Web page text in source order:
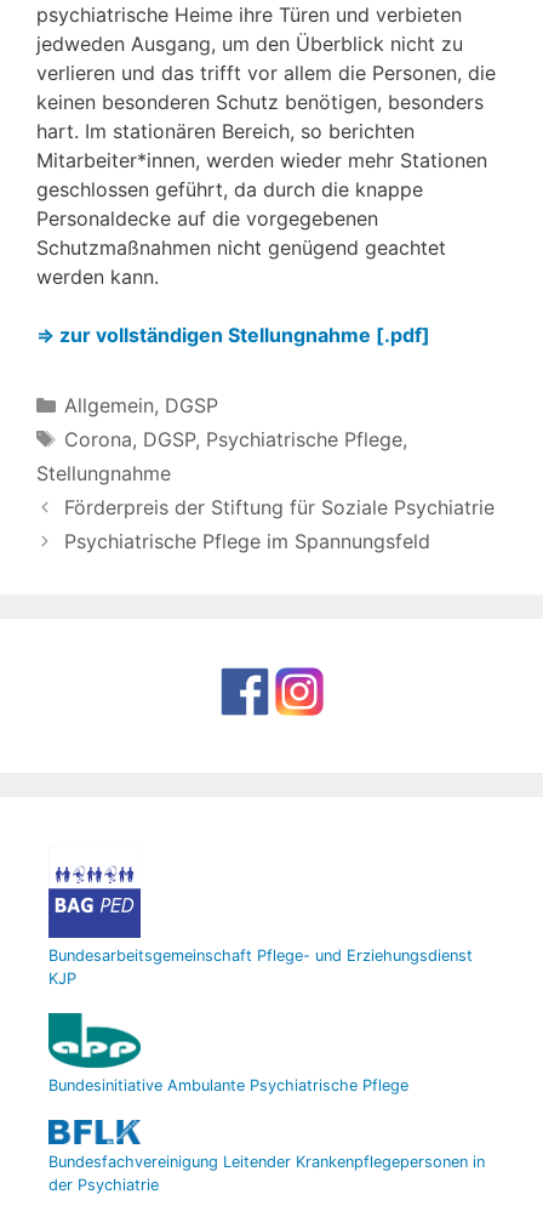
psychiatrische Heime ihre Türen und verbieten
jedweden Ausgang, um den Überblick nicht zu
verlieren und das trifft vor allem die Personen, die
keinen besonderen Schutz benötigen, besonders
hart. Im stationären Bereich, so berichten
Mitarbeiter*innen, werden wieder mehr Stationen
geschlossen geführt, da durch die knappe
Personaldecke auf die vorgegebenen
Schutzmaßnahmen nicht genügend geachtet
werden kann.
⇒ zur vollständigen Stellungnahme [.pdf]
Kategorien
Allgemein, DGSP
Schlagwörter
Corona, DGSP, Psychiatrische Pflege,
Stellungnahme
Förderpreis der Stiftung für Soziale Psychiatrie
Psychiatrische Pflege im Spannungsfeld
Bundesarbeitsgemeinschaft Pflege- und Erziehungsdienst
KJP
Bundesinitiative Ambulante Psychiatrische Pflege
Bundesfachvereinigung Leitender Krankenpflegepersonen in
der Psychiatrie